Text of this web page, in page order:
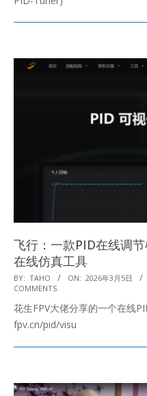
飞行：一款PID在线调
在线仿真工具
2026-
03-
05
BY: TAHO ON: 2026年3月5日
COMMENTS
花生FPV大佬分享的一个在线
fpv.cn/pid/visu